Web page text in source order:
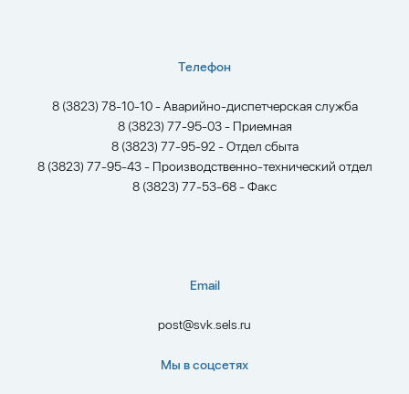
Телефон
8 (3823) 78-10-10 - Аварийно-диспетчерская служба
8 (3823) 77-95-03 - Приемная
8 (3823) 77-95-92 - Отдел сбыта
8 (3823) 77-95-43 - Производственно-технический отдел
8 (3823) 77-53-68 - Факс
Email
post@svk.sels.ru
Мы в соцсетях